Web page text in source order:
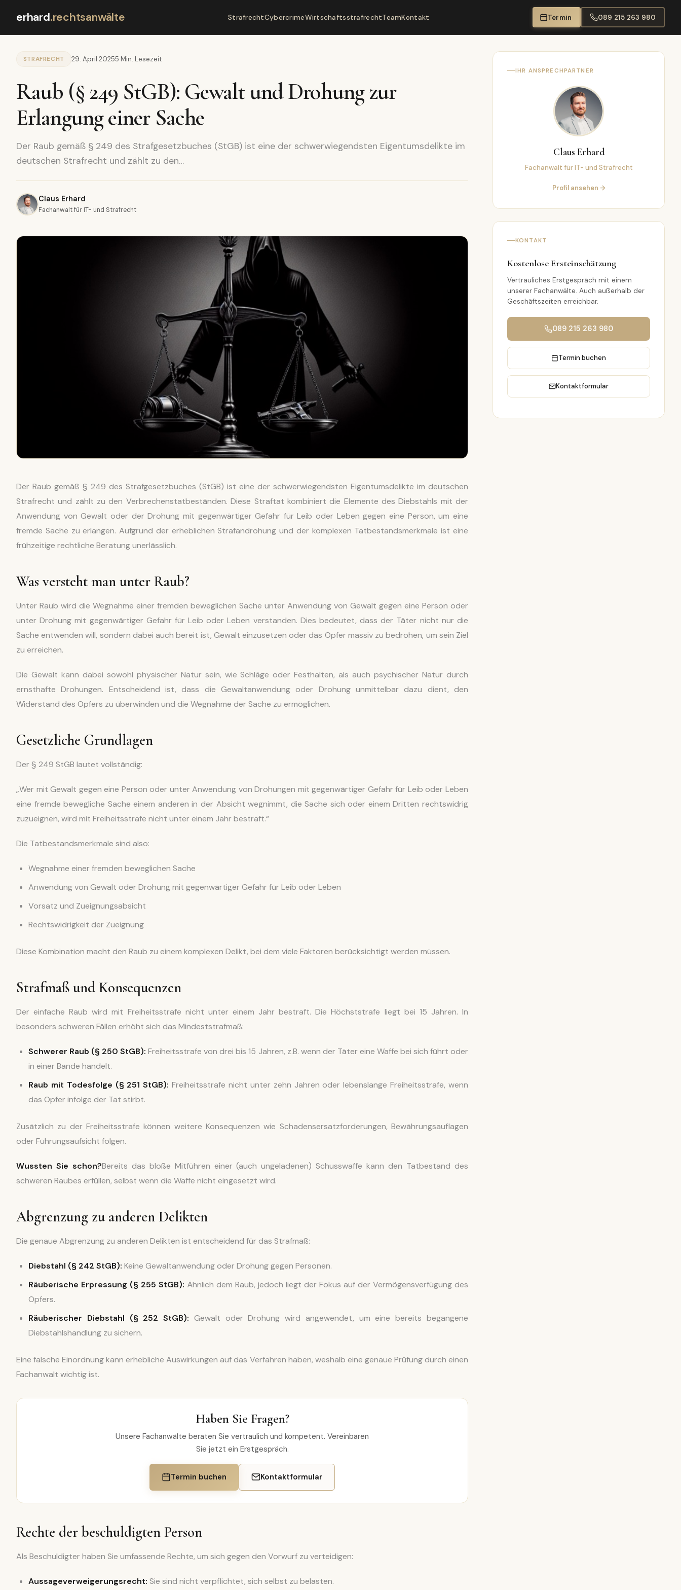
erhard.rechtsanwälte StrafrechtCybercrimeWirtschaftsstrafrechtTeamKontakt Termin 089 215 263 980
STRAFRECHT 29. April 20255 Min. Lesezeit
Raub (§ 249 StGB): Gewalt und Drohung zur
Erlangung einer Sache
Der Raub gemäß § 249 des Strafgesetzbuches (StGB) ist eine der schwerwiegendsten Eigentumsdelikte im
deutschen Strafrecht und zählt zu den…
Claus Erhard
Fachanwalt für IT- und Strafrecht
Der Raub gemäß § 249 des Strafgesetzbuches (StGB) ist eine der schwerwiegendsten Eigentumsdelikte im deutschen
Strafrecht und zählt zu den Verbrechenstatbeständen. Diese Straftat kombiniert die Elemente des Diebstahls mit der
Anwendung von Gewalt oder der Drohung mit gegenwärtiger Gefahr für Leib oder Leben gegen eine Person, um eine
fremde Sache zu erlangen. Aufgrund der erheblichen Strafandrohung und der komplexen Tatbestandsmerkmale ist eine
frühzeitige rechtliche Beratung unerlässlich.
Was versteht man unter Raub?
Unter Raub wird die Wegnahme einer fremden beweglichen Sache unter Anwendung von Gewalt gegen eine Person oder
unter Drohung mit gegenwärtiger Gefahr für Leib oder Leben verstanden. Dies bedeutet, dass der Täter nicht nur die
Sache entwenden will, sondern dabei auch bereit ist, Gewalt einzusetzen oder das Opfer massiv zu bedrohen, um sein Ziel
zu erreichen.
Die Gewalt kann dabei sowohl physischer Natur sein, wie Schläge oder Festhalten, als auch psychischer Natur durch
ernsthafte Drohungen. Entscheidend ist, dass die Gewaltanwendung oder Drohung unmittelbar dazu dient, den
Widerstand des Opfers zu überwinden und die Wegnahme der Sache zu ermöglichen.
Gesetzliche Grundlagen
Der § 249 StGB lautet vollständig:
„Wer mit Gewalt gegen eine Person oder unter Anwendung von Drohungen mit gegenwärtiger Gefahr für Leib oder Leben
eine fremde bewegliche Sache einem anderen in der Absicht wegnimmt, die Sache sich oder einem Dritten rechtswidrig
zuzueignen, wird mit Freiheitsstrafe nicht unter einem Jahr bestraft.“
Die Tatbestandsmerkmale sind also:
Wegnahme einer fremden beweglichen Sache
Anwendung von Gewalt oder Drohung mit gegenwärtiger Gefahr für Leib oder Leben
Vorsatz und Zueignungsabsicht
Rechtswidrigkeit der Zueignung
Diese Kombination macht den Raub zu einem komplexen Delikt, bei dem viele Faktoren berücksichtigt werden müssen.
Strafmaß und Konsequenzen
Der einfache Raub wird mit Freiheitsstrafe nicht unter einem Jahr bestraft. Die Höchststrafe liegt bei 15 Jahren. In
besonders schweren Fällen erhöht sich das Mindeststrafmaß:
Schwerer Raub (§ 250 StGB): Freiheitsstrafe von drei bis 15 Jahren, z.B. wenn der Täter eine Waffe bei sich führt oder
in einer Bande handelt.
Raub mit Todesfolge (§ 251 StGB): Freiheitsstrafe nicht unter zehn Jahren oder lebenslange Freiheitsstrafe, wenn
das Opfer infolge der Tat stirbt.
Zusätzlich zu der Freiheitsstrafe können weitere Konsequenzen wie Schadensersatzforderungen, Bewährungsauflagen
oder Führungsaufsicht folgen.
Wussten Sie schon?Bereits das bloße Mitführen einer (auch ungeladenen) Schusswaffe kann den Tatbestand des
schweren Raubes erfüllen, selbst wenn die Waffe nicht eingesetzt wird.
Abgrenzung zu anderen Delikten
Die genaue Abgrenzung zu anderen Delikten ist entscheidend für das Strafmaß:
Diebstahl (§ 242 StGB): Keine Gewaltanwendung oder Drohung gegen Personen.
Räuberische Erpressung (§ 255 StGB): Ähnlich dem Raub, jedoch liegt der Fokus auf der Vermögensverfügung des
Opfers.
Räuberischer Diebstahl (§ 252 StGB): Gewalt oder Drohung wird angewendet, um eine bereits begangene
Diebstahlshandlung zu sichern.
Eine falsche Einordnung kann erhebliche Auswirkungen auf das Verfahren haben, weshalb eine genaue Prüfung durch einen
Fachanwalt wichtig ist.
Haben Sie Fragen?
Unsere Fachanwälte beraten Sie vertraulich und kompetent. Vereinbaren
Sie jetzt ein Erstgespräch.
Termin buchen Kontaktformular
Rechte der beschuldigten Person
Als Beschuldigter haben Sie umfassende Rechte, um sich gegen den Vorwurf zu verteidigen:
Aussageverweigerungsrecht: Sie sind nicht verpflichtet, sich selbst zu belasten.
IHR ANSPRECHPARTNER
Claus Erhard
Fachanwalt für IT- und Strafrecht
Profil ansehen →
KONTAKT
Kostenlose Ersteinschätzung
Vertrauliches Erstgespräch mit einem
unserer Fachanwälte. Auch außerhalb der
Geschäftszeiten erreichbar.
089 215 263 980
Termin buchen
Kontaktformular